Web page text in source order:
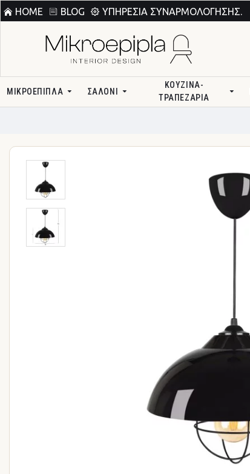
HOME BLOG ΥΠΗΡΕΣΊΑ ΣΥΝΑΡΜΟΛΌΓΗΣΗΣ.
ΜΙΚΡΟΕΠΙΠΛΑ ΣΑΛΌΝΙ
ΚΟΥΖΊΝΑ-
ΤΡΑΠΕΖΑΡΊΑ